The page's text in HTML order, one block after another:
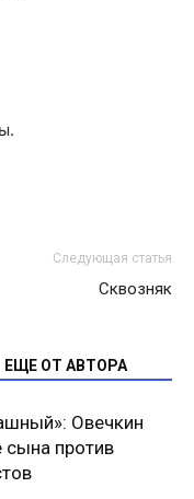
Следующая статья
Сквозняк
ЕЩЕ ОТ АВТОРА
Овечкин
сына против